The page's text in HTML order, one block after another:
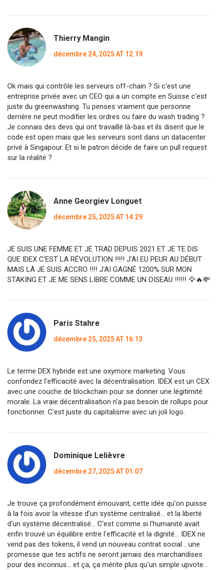
Thierry Mangin
décembre 24, 2025 AT 12:19
Ok mais qui contrôle les serveurs off-chain ? Si c'est une
entreprise privée avec un CEO qui a un compte en Suisse c'est
juste du greenwashing. Tu penses vraiment que personne
derrière ne peut modifier les ordres ou faire du wash trading ?
Je connais des devs qui ont travaillé là-bas et ils disent que le
code est open mais que les serveurs sont dans un datacenter
privé à Singapour. Et si le patron décide de faire un pull request
sur la réalité ?
Anne Georgiev Longuet
décembre 25, 2025 AT 14:29
JE SUIS UNE FEMME ET JE TRAD DEPUIS 2021 ET JE TE DIS
QUE IDEX C'EST LA RÉVOLUTION !!!!! J'AI EU PEUR AU DÉBUT
MAIS LÀ JE SUIS ACCRO !!!! J'AI GAGNÉ 1200% SUR MON
STAKING ET JE ME SENS LIBRE COMME UN OISEAU !!!!!! 🦅🔥💸
Paris Stahre
décembre 25, 2025 AT 16:13
Le terme DEX hybride est une oxymore marketing. Vous
confondez l'efficacité avec la décentralisation. IDEX est un CEX
avec une couche de blockchain pour se donner une légitimité
morale. La vraie décentralisation n'a pas besoin de rollups pour
fonctionner. C'est juste du capitalisme avec un joli logo.
Dominique Lelièvre
décembre 27, 2025 AT 01:07
Je trouve ça profondément émouvant, cette idée qu'on puisse
à la fois avoir la vitesse d'un système centralisé... et la liberté
d'un système décentralisé... C'est comme si l'humanité avait
enfin trouvé un équilibre entre l'efficacité et la dignité... IDEX ne
vend pas des tokens, il vend un nouveau contrat social... une
promesse que tes actifs ne seront jamais des marchandises
pour des inconnus... et ça, ça mérite plus qu'un simple upvote...